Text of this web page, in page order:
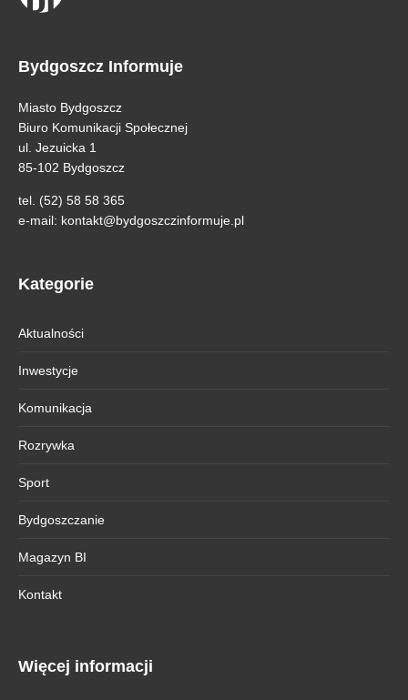
Bydgoszcz Informuje
Miasto Bydgoszcz
Biuro Komunikacji Społecznej
ul. Jezuicka 1
85-102 Bydgoszcz
tel. (52) 58 58 365
e-mail: kontakt@bydgoszczinformuje.pl
Kategorie
Aktualności
Inwestycje
Komunikacja
Rozrywka
Sport
Bydgoszczanie
Magazyn BI
Kontakt
Więcej informacji